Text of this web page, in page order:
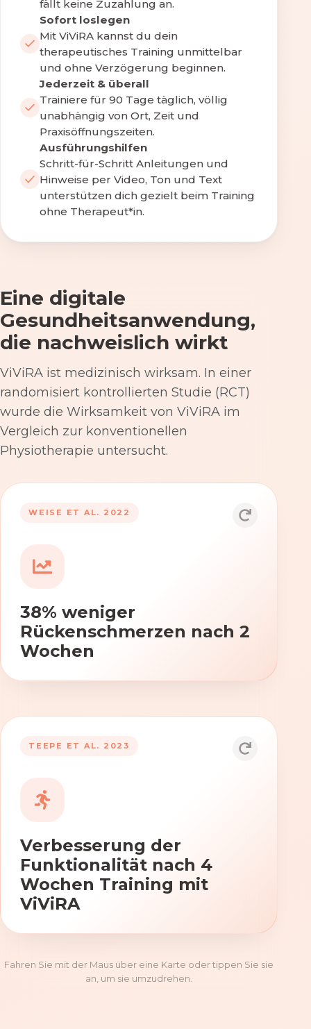
fällt keine Zuzahlung an.
Sofort loslegen
Mit ViViRA kannst du dein
therapeutisches Training unmittelbar
und ohne Verzögerung beginnen.
Jederzeit & überall
Trainiere für 90 Tage täglich, völlig
unabhängig von Ort, Zeit und
Praxisöffnungszeiten.
Ausführungshilfen
Schritt-für-Schritt Anleitungen und
Hinweise per Video, Ton und Text
unterstützen dich gezielt beim Training
ohne Therapeut*in.
Eine digitale
Gesundheitsanwendung,
die nachweislich wirkt
ViViRA ist medizinisch wirksam. In einer
randomisiert kontrollierten Studie (RCT)
wurde die Wirksamkeit von ViViRA im
Vergleich zur konventionellen
Physiotherapie untersucht.
WEISE ET AL. 2022
38% weniger
Rückenschmerzen nach 2
Wochen
53% nach 12 Wochen
TEEPE ET AL. 2023
Verbesserung der
Funktionalität nach 4
Wochen Training mit
ViViRA
Durch die Anwendung von ViViRA
Beweglichkeit und Koordination nach
Fahren Sie mit der Maus über eine Karte oder tippen Sie sie
an, um sie umzudrehen.